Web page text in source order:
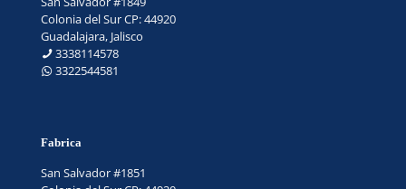
Colonia del Sur CP: 44920
Guadalajara, Jalisco
3338114578
3322544581
Fabrica
San Salvador #1851